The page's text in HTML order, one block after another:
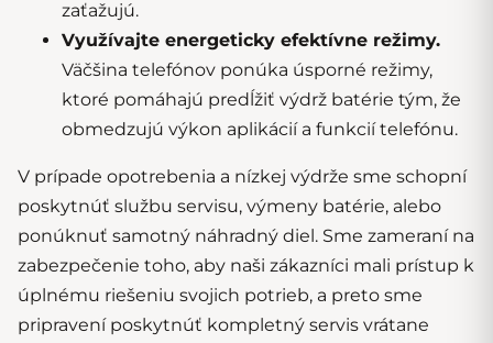
zaťažujú.
Využívajte energeticky efektívne režimy.
Väčšina telefónov ponúka úsporné režimy,
ktoré pomáhajú predĺžiť výdrž batérie tým, že
obmedzujú výkon aplikácií a funkcií telefónu.
V prípade opotrebenia a nízkej výdrže sme schopní
poskytnúť službu servisu, výmeny batérie, alebo
ponúknuť samotný náhradný diel . Sme zameraní na
zabezpečenie toho, aby naši zákazníci mali prístup k
úplnému riešeniu svojich potrieb, a preto sme
pripravení poskytnúť kompletný servis vrátane